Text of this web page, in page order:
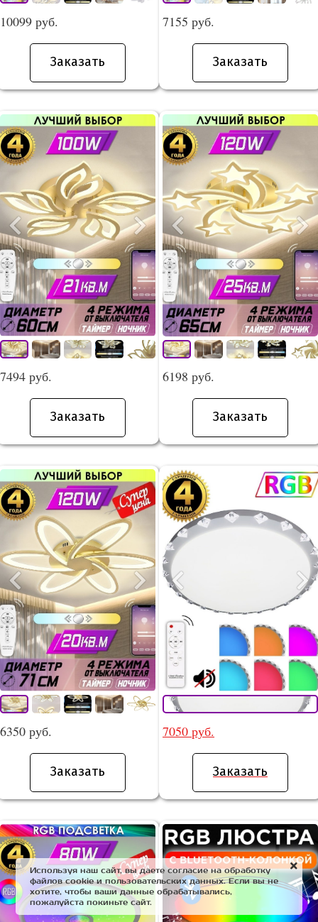
10099 руб.
Заказать
7155 руб.
Заказать
7494 руб.
Заказать
6198 руб.
Заказать
6350 руб.
Заказать
7050 руб.
Заказать
Используя наш сайт, вы даете согласие на обработку
файлов cookie и пользовательских данных. Если вы не
хотите, чтобы ваши данные обрабатывались,
пожалуйста покиньте сайт.